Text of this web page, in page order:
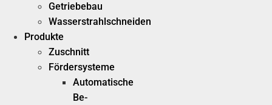
Getriebebau
Wasserstrahlschneiden
Produkte
Zuschnitt
Fördersysteme
Automatische
Be-